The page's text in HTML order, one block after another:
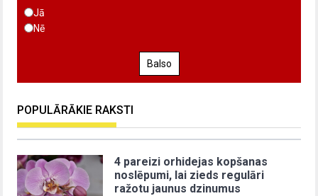
Jā
Nē
Balso
POPULĀRĀKIE RAKSTI
4 pareizi orhidejas kopšanas
noslēpumi, lai zieds regulāri
ražotu jaunus dzinumus